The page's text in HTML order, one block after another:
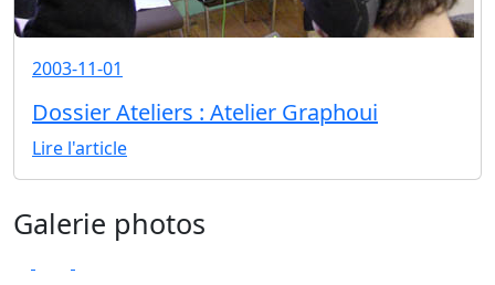
2003-11-01
Dossier Ateliers : Atelier Graphoui
Lire l'article
Galerie photos